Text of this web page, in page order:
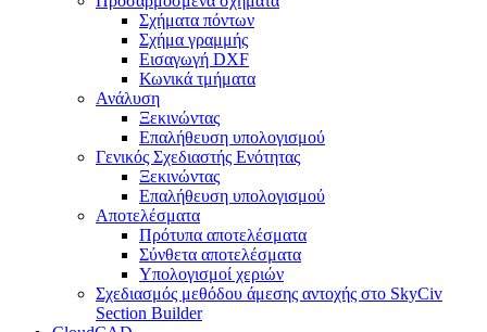
Σχήματα πόντων
Σχήμα γραμμής
Εισαγωγή DXF
Κωνικά τμήματα
Ανάλυση
Ξεκινώντας
Επαλήθευση υπολογισμού
Γενικός Σχεδιαστής Ενότητας
Ξεκινώντας
Επαλήθευση υπολογισμού
Αποτελέσματα
Πρότυπα αποτελέσματα
Σύνθετα αποτελέσματα
Υπολογισμοί χεριών
Σχεδιασμός μεθόδου άμεσης αντοχής στο SkyCiv
Section Builder